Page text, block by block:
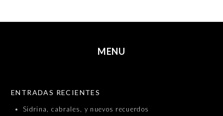
MENU
ENTRADAS RECIENTES
Sidrina, cabrales, y nuevos recuerdos